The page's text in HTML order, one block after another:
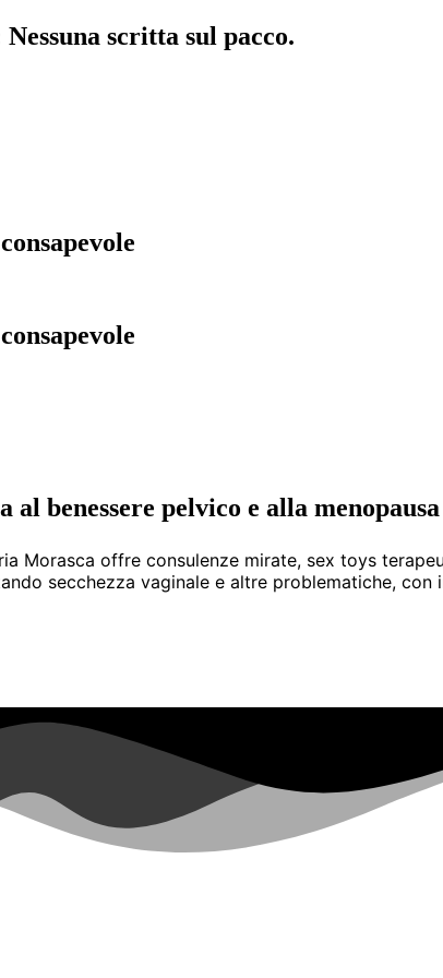
scritta sul pacco.
benessere pelvico e alla menopausa
Morasca offre consulenze mirate, sex toys
secchezza vaginale e altre problematiche,